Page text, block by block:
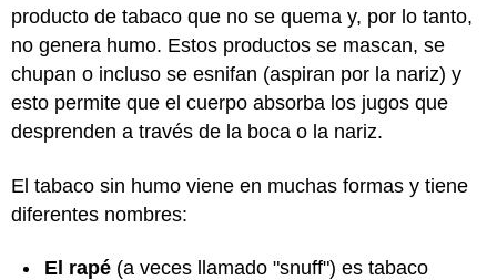
producto de tabaco que no se quema y, por lo tanto,
no genera humo. Estos productos se mascan, se
chupan o incluso se esnifan (aspiran por la nariz) y
esto permite que el cuerpo absorba los jugos que
desprenden a través de la boca o la nariz.
El tabaco sin humo viene en muchas formas y tiene
diferentes nombres:
El rapé (a veces llamado "snuff") es tabaco